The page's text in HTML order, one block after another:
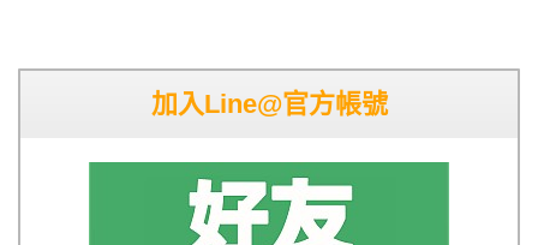
加入Line@官方帳號